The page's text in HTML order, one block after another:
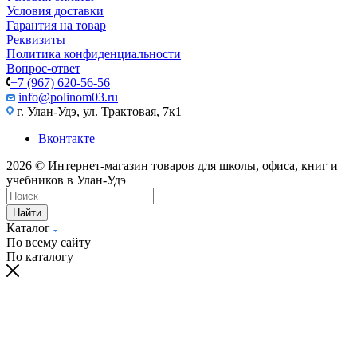
Условия доставки
Гарантия на товар
Реквизиты
Политика конфиденциальности
Вопрос-ответ
+7 (967) 620-56-56
info@polinom03.ru
г. Улан-Удэ, ул. Трактовая, 7к1
Вконтакте
2026 © Интернет-магазин товаров для школы, офиса, книг и
учебников в Улан-Удэ
Найти
Каталог
По всему сайту
По каталогу